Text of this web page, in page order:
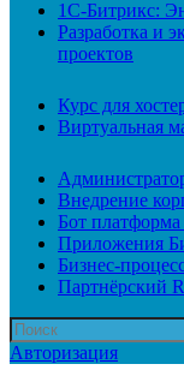
1С-Битрикс:
Разработка и
проектов
Курс для
Виртуальная
Внедрение
Бот
Приложения
Бизнес-
Партнёрский
Авторизация